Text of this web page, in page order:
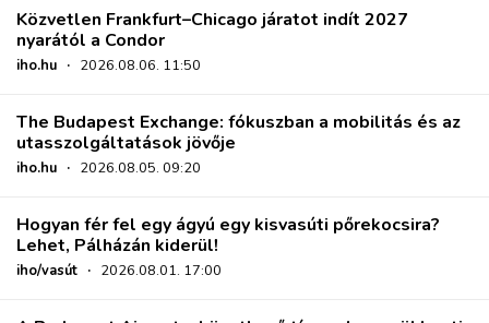
Közvetlen Frankfurt–Chicago járatot indít 2027
nyarától a Condor
iho.hu · 2026.08.06. 11:50
The Budapest Exchange: fókuszban a mobilitás és az
utasszolgáltatások jövője
iho.hu · 2026.08.05. 09:20
Hogyan fér fel egy ágyú egy kisvasúti pőrekocsira?
Lehet, Pálházán kiderül!
iho/vasút · 2026.08.01. 17:00